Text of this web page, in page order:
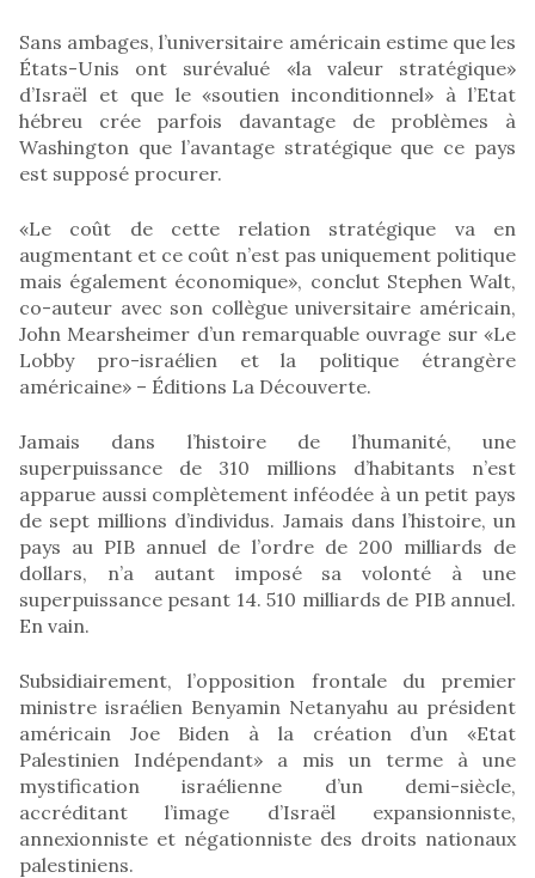
Sans ambages, l’universitaire américain estime que les
États-Unis ont surévalué «la valeur stratégique»
d’Israël et que le «soutien inconditionnel» à l’Etat
hébreu crée parfois davantage de problèmes à
Washington que l’avantage stratégique que ce pays
est supposé procurer.
«Le coût de cette relation stratégique va en
augmentant et ce coût n’est pas uniquement politique
mais également économique», conclut Stephen Walt,
co-auteur avec son collègue universitaire américain,
John Mearsheimer d’un remarquable ouvrage sur «Le
Lobby pro-israélien et la politique étrangère
américaine» – Éditions La Découverte.
Jamais dans l’histoire de l’humanité, une
superpuissance de 310 millions d’habitants n’est
apparue aussi complètement inféodée à un petit pays
de sept millions d’individus. Jamais dans l’histoire, un
pays au PIB annuel de l’ordre de 200 milliards de
dollars, n’a autant imposé sa volonté à une
superpuissance pesant 14. 510 milliards de PIB annuel.
En vain.
Subsidiairement, l’opposition frontale du premier
ministre israélien Benyamin Netanyahu au président
américain Joe Biden à la création d’un «Etat
Palestinien Indépendant» a mis un terme à une
mystification israélienne d’un demi-siècle,
accréditant l’image d’Israël expansionniste,
annexionniste et négationniste des droits nationaux
palestiniens.